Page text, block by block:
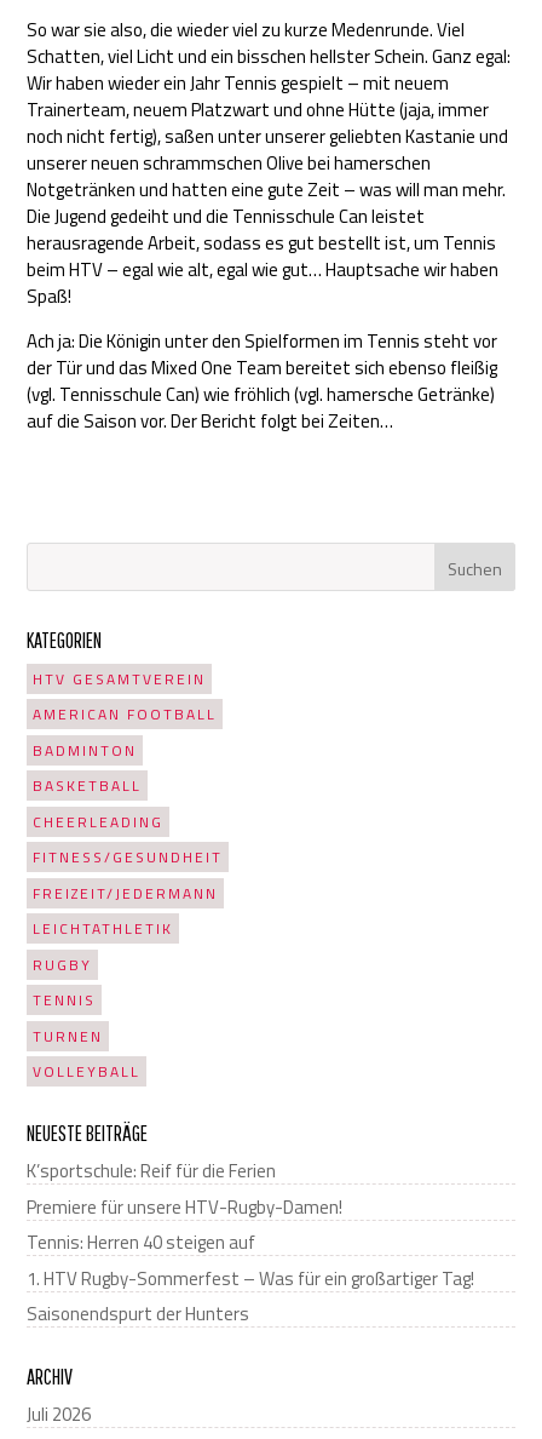
So war sie also, die wieder viel zu kurze Medenrunde. Viel
Schatten, viel Licht und ein bisschen hellster Schein. Ganz egal:
Wir haben wieder ein Jahr Tennis gespielt – mit neuem
Trainerteam, neuem Platzwart und ohne Hütte (jaja, immer
noch nicht fertig), saßen unter unserer geliebten Kastanie und
unserer neuen schrammschen Olive bei hamerschen
Notgetränken und hatten eine gute Zeit – was will man mehr.
Die Jugend gedeiht und die Tennisschule Can leistet
herausragende Arbeit, sodass es gut bestellt ist, um Tennis
beim HTV – egal wie alt, egal wie gut… Hauptsache wir haben
Spaß!
Ach ja: Die Königin unter den Spielformen im Tennis steht vor
der Tür und das Mixed One Team bereitet sich ebenso fleißig
(vgl. Tennisschule Can) wie fröhlich (vgl. hamersche Getränke)
auf die Saison vor. Der Bericht folgt bei Zeiten…
KATEGORIEN
HTV GESAMTVEREIN
AMERICAN FOOTBALL
BADMINTON
BASKETBALL
CHEERLEADING
FITNESS/GESUNDHEIT
FREIZEIT/JEDERMANN
LEICHTATHLETIK
RUGBY
TENNIS
TURNEN
VOLLEYBALL
NEUESTE BEITRÄGE
K’sportschule: Reif für die Ferien
Premiere für unsere HTV-Rugby-Damen!
Tennis: Herren 40 steigen auf
1. HTV Rugby-Sommerfest – Was für ein großartiger Tag!
Saisonendspurt der Hunters
ARCHIV
Juli 2026